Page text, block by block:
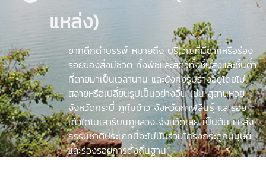
แหล่ง)
ซากดึกดำบรรพ์ หมายถึง บริเวณที่มีซากหรือร่อง
รอยของสิ่งมีชีวิต ทั้งพืชและสัตว์ทั้งชั้นสูงและชั้นต่ำ
ที่ตายมาเป็นเวลานาน และยังคงรูปร่างอยู่โดยไม่
สลายหรือเปลี่ยนรูปเป็นอย่างอื่น เช่น สุสานหอย
จังหวัดกระบี่ ภูกุ้มข้าว จังหวัดกาฬสินธุ์ และรอย
เท้าไดโนเสาร์บนภูหลวง จังหวัดเลย เป็นต้น แหล่ง
ธรรมชาติประเภทนี้จะไม่นับรวมโครงกระดูกมนุษย์
และร่องรอยการตั้งถิ่นฐาน